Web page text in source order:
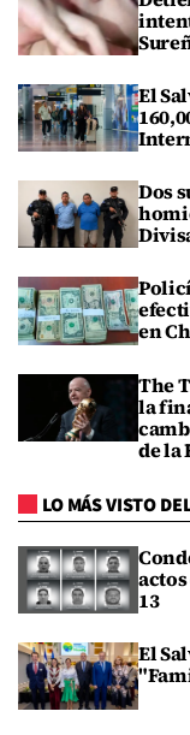
El
Dos
en
The
la
de la
LO MÁS VISTO
13
El